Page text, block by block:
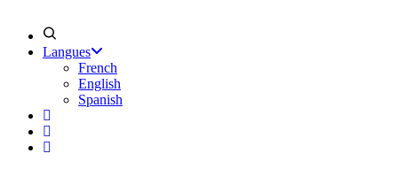
Langues
French
English
Spanish